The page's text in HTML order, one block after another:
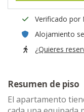
Verificado por
Alojamiento
¿Quieres
Resumen de piso
El apartamento